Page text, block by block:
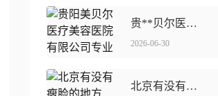
贵**贝尔医疗美容医院有限公司专业美容整形的
2026-06-30
北京有没有瘦脸的地方